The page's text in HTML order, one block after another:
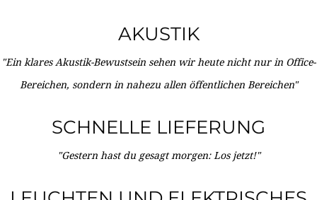
AKUSTIK
"Ein klares Akustik-Bewustsein sehen wir heute nicht nur in Office-
Bereichen, sondern in nahezu allen öffentlichen Bereichen"
SCHNELLE LIEFERUNG
"Gestern hast du gesagt morgen: Los jetzt!"